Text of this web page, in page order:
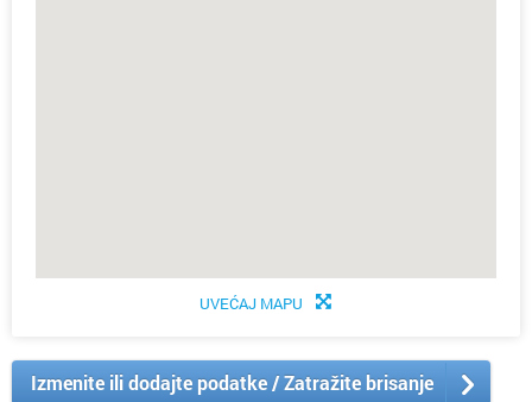
UVEĆAJ MAPU
Izmenite ili dodajte podatke / Zatražite brisanje